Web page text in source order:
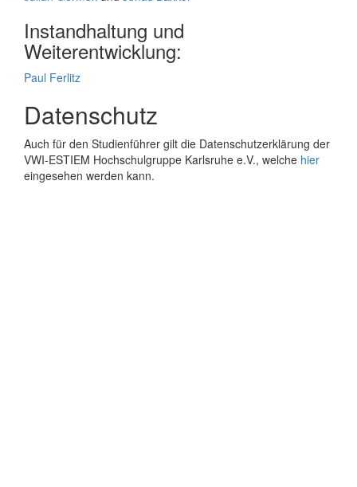
Instandhaltung und
Weiterentwicklung:
Paul Ferlitz
Datenschutz
Auch für den Studienführer gilt die Datenschutzerklärung der
VWI-ESTIEM Hochschulgruppe Karlsruhe e.V., welche hier
eingesehen werden kann.